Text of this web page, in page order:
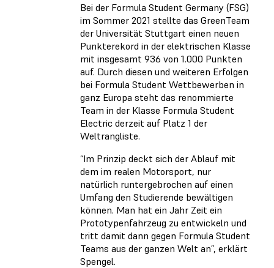
Bei der Formula Student Germany (FSG)
im Sommer 2021 stellte das GreenTeam
der Universität Stuttgart einen neuen
Punkterekord in der elektrischen Klasse
mit insgesamt 936 von 1.000 Punkten
auf. Durch diesen und weiteren Erfolgen
bei Formula Student Wettbewerben in
ganz Europa steht das renommierte
Team in der Klasse Formula Student
Electric derzeit auf Platz 1 der
Weltrangliste.
“Im Prinzip deckt sich der Ablauf mit
dem im realen Motorsport, nur
natürlich runtergebrochen auf einen
Umfang den Studierende bewältigen
können. Man hat ein Jahr Zeit ein
Prototypenfahrzeug zu entwickeln und
tritt damit dann gegen Formula Student
Teams aus der ganzen Welt an”, erklärt
Spengel.